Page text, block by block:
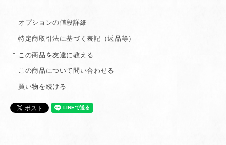
オプションの値段詳細
特定商取引法に基づく表記（返品等）
この商品を友達に教える
この商品について問い合わせる
買い物を続ける